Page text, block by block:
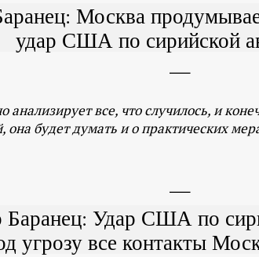
Москва
удар США по сирийской
анализирует все, что случилось, и
она будет думать и о практических
Баранец: Удар США по
угрозу все контакты